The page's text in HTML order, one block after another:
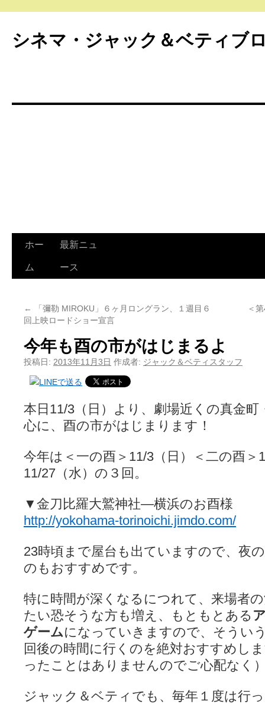
シネマ・ジャック＆ベティブ
ホー
ム
最新ニュ
ース
←
「彌勒 MIROKU」６ヶ月ロングラン、１週目６
回上映ロードショー宣言
＜
今年も酉の市がはじまるよ
投稿日: 2013年11月3日 作成者: ジャック＆ベティスタッフ
本日11/3（日）より、劇場近くの真金町
心に、酉の市がはじまります！
今年は＜一の酉＞11/3（日）＜二の酉＞
11/27（水）の３回。
▼金刀比羅大鷲神社―横浜のお酉様
http://yokohama-torinoichi.jimdo.com/
23時頃まで屋台も出ていますので、夜
のもおすすめです。
特に時間が深くなるにつれて、来場者
たい恐そうな方も増え、もともとある
ゲームになっていきますので、そうい
回後の時間に行くのを絶対おすすめし
ったことはありませんのでご心配なく
ジャック＆ベティでも、毎年１度は行